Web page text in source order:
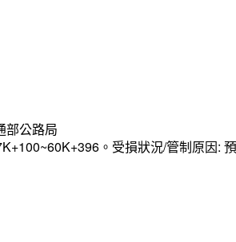
部公路局
。受損狀況/管制原因: